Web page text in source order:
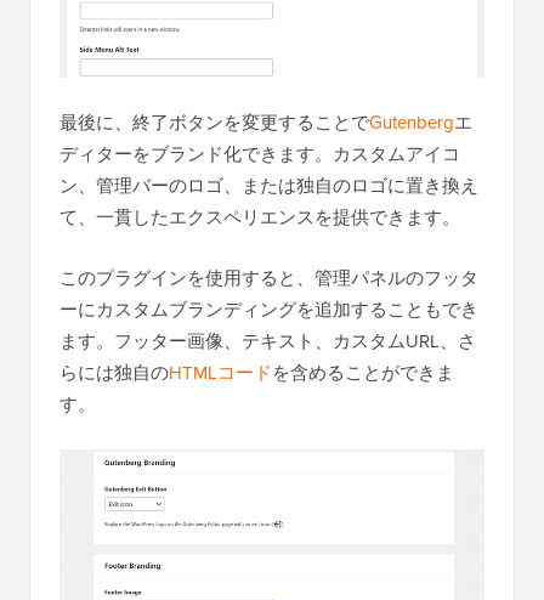
最後に、終了ボタンを変更することでGutenbergエ
ディターをブランド化できます。カスタムアイコ
ン、管理バーのロゴ、または独自のロゴに置き換え
て、一貫したエクスペリエンスを提供できます。
このプラグインを使用すると、管理パネルのフッタ
ーにカスタムブランディングを追加することもでき
ます。フッター画像、テキスト、カスタムURL、さ
らには独自のHTMLコードを含めることができま
す。